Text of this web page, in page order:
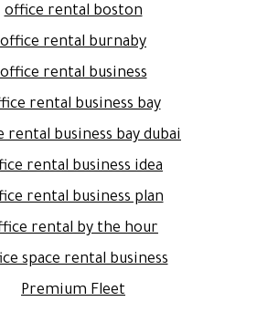
office rental boston
office rental burnaby
office rental business
rental business bay
rental business bay dubai
rental business idea
rental business plan
rental by the hour
space rental business
Premium Fleet